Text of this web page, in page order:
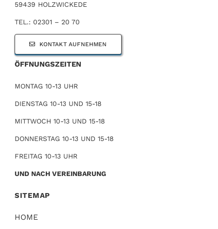
59439 HOLZWICKEDE
TEL.: 02301 – 20 70
KONTAKT AUFNEHMEN
ÖFFNUNGSZEITEN
MONTAG 10-13 UHR
DIENSTAG 10-13 UND 15-18
MITTWOCH 10-13 UND 15-18
DONNERSTAG 10-13 UND 15-18
FREITAG 10-13 UHR
UND NACH VEREINBARUNG
SITEMAP
HOME